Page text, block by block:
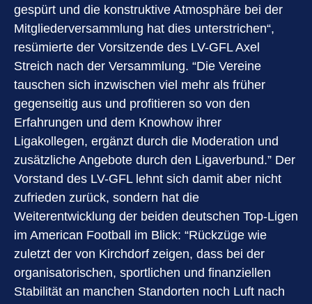
gespürt und die konstruktive Atmosphäre bei der
Mitgliederversammlung hat dies unterstrichen“,
resümierte der Vorsitzende des LV-GFL Axel
Streich nach der Versammlung. “Die Vereine
tauschen sich inzwischen viel mehr als früher
gegenseitig aus und profitieren so von den
Erfahrungen und dem Knowhow ihrer
Ligakollegen, ergänzt durch die Moderation und
zusätzliche Angebote durch den Ligaverbund.” Der
Vorstand des LV-GFL lehnt sich damit aber nicht
zufrieden zurück, sondern hat die
Weiterentwicklung der beiden deutschen Top-Ligen
im American Football im Blick: “Rückzüge wie
zuletzt der von Kirchdorf zeigen, dass bei der
organisatorischen, sportlichen und finanziellen
Stabilität an manchen Standorten noch Luft nach